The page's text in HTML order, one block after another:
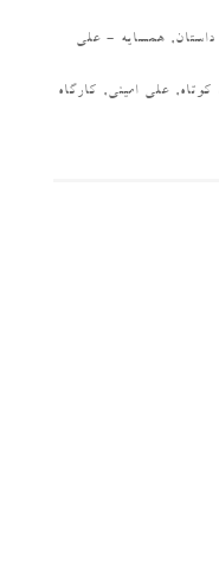
داستان, همسایه - علی
کوتاه, علی امینی, کارگاه